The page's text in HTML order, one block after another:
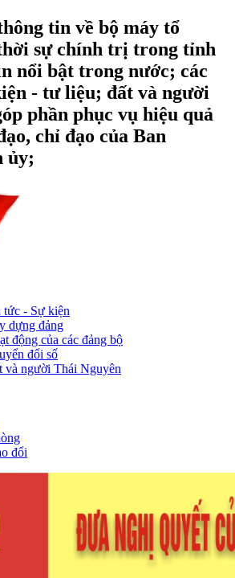
tin về bộ máy tổ
sự chính trị trong tỉnh
nổi bật trong nước; các
- tư liệu; đất và người
phần phục vụ hiệu quả
chỉ đạo của Ban
ủy;
- Sự kiện
dựng đảng
động của các đảng bộ
đổi số
và người Thái Nguyên
đổi